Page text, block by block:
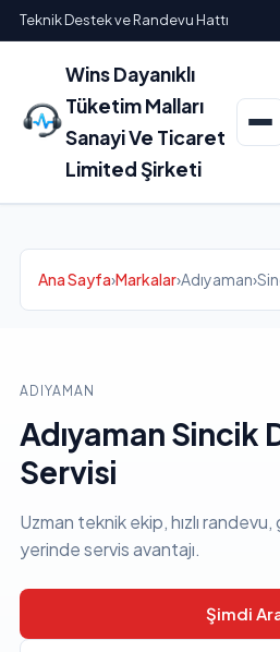
Teknik Destek ve Randevu Hattı
Wins Dayanıklı
Tüketim Malları
Sanayi Ve Ticaret
Limited Şirketi
Ana Sayfa›Markalar›Adıyaman›
ADIYAMAN
Adıyaman Sincik
Servisi
Uzman teknik ekip, hızlı randevu,
yerinde servis avantajı.
Şimdi